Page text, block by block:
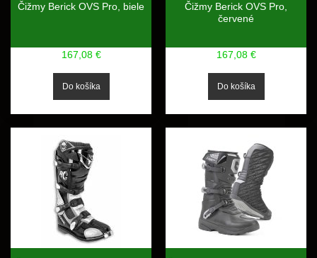
Čižmy Berick OVS Pro, biele
167,08 €
Čižmy Berick OVS Pro,
červené
167,08 €